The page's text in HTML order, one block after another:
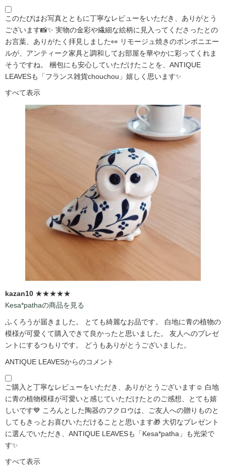
このたびはお写真とともに丁寧なレビューをいただき、ありがとう
ございます📸✨ 実物の金彩や繊細な絵柄に見入ってくださったとの
お言葉、ありがたく拝見しました👀 リモージュ焼きのボンボニエー
ルが、アンティーク家具と調和してお部屋を華やかに彩ってくれま
そうですね。 梱包にも安心していただけたことを、ANTIQUE
LEAVESも「フランス雑貨chouchou」嬉しく思います✨
すべて表示
kazan10 ★★★★★
Kesa*pathaの商品を見る
ふくろうが届きました。 とても綺麗なお品です。 白地に青の植物の
模様が可愛くて購入できて良かったと思いました。 友人へのプレゼ
ントにするつもりです。 どうもありがとうございました。
ANTIQUE LEAVESからのコメント
ご購入と丁寧なレビューをいただき、ありがとうございます☺️ 白地
に青の植物模様が可愛いと感じていただけたとのご感想、とても嬉
しいです💙 ころんとした陶器のフクロウは、ご友人への贈りものと
してもきっとお喜びいただけることと思います🎁 大切なプレゼント
に選んでいただき、ANTIQUE LEAVESも「Kesa*patha」も光栄で
す✨
すべて表示